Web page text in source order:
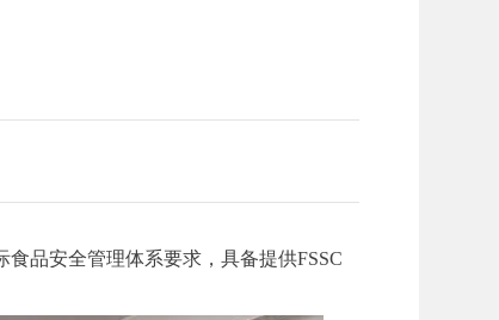
品安全管理体系要求，具备提供FSSC